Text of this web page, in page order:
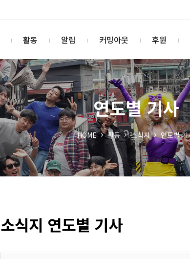
활동 알림 커밍아웃 후원
연도별 기사
HOME 활동 소식지 연도별 기
소식지 연도별 기사